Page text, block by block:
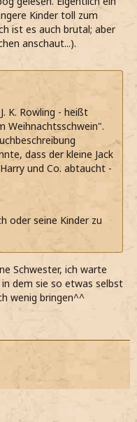
Kinder toll zum
ist es auch brutal; aber
anschaut...).
K. Rowling - heißt
Weihnachtsschwein".
dass der kleine Jack
und Co. abtaucht -
oder seine Kinder zu
Schwester, ich warte
dem sie so etwas selbst
wenig bringen^^